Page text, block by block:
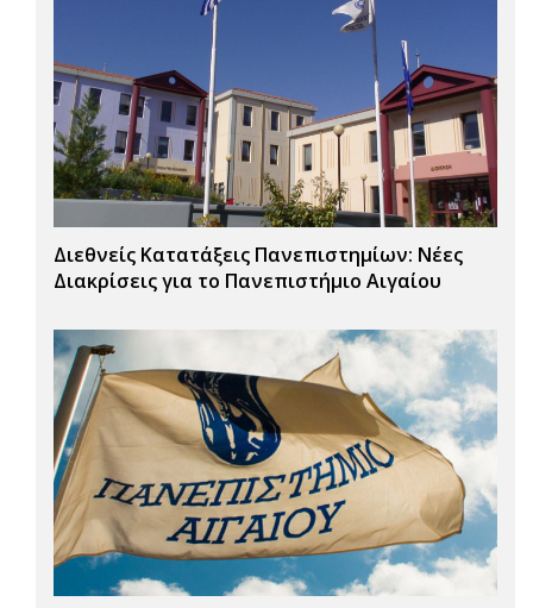
Διεθνείς Κατατάξεις Πανεπιστημίων: Νέες
Διακρίσεις για το Πανεπιστήμιο Αιγαίου